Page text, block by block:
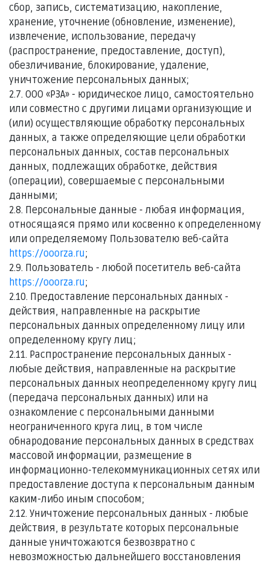
сбор, запись, систематизацию, накопление,
хранение, уточнение (обновление, изменение),
извлечение, использование, передачу
(распространение, предоставление, доступ),
обезличивание, блокирование, удаление,
уничтожение персональных данных;
2.7. ООО «РЗА» - юридическое лицо, самостоятельно
или совместно с другими лицами организующие и
(или) осуществляющие обработку персональных
данных, а также определяющие цели обработки
персональных данных, состав персональных
данных, подлежащих обработке, действия
(операции), совершаемые с персональными
данными;
2.8. Персональные данные - любая информация,
относящаяся прямо или косвенно к определенному
или определяемому Пользователю веб-сайта
https://ooorza.ru;
2.9. Пользователь - любой посетитель веб-сайта
https://ooorza.ru;
2.10. Предоставление персональных данных -
действия, направленные на раскрытие
персональных данных определенному лицу или
определенному кругу лиц;
2.11. Распространение персональных данных -
любые действия, направленные на раскрытие
персональных данных неопределенному кругу лиц
(передача персональных данных) или на
ознакомление с персональными данными
неограниченного круга лиц, в том числе
обнародование персональных данных в средствах
массовой информации, размещение в
информационно-телекоммуникационных сетях или
предоставление доступа к персональным данным
каким-либо иным способом;
2.12. Уничтожение персональных данных - любые
действия, в результате которых персональные
данные уничтожаются безвозвратно с
невозможностью дальнейшего восстановления